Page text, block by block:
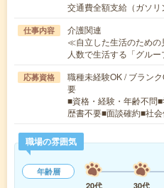
交通費全額支給（ガソリ
仕事内容
介護関連
≪自立した生活のため
人数で生活する「グル
応募資格
職種未経験OK / ブラン
要
■資格・経験・年齢不問
歴書不要■面談確約■社
職場の雰囲気
年齢層
20代
30代